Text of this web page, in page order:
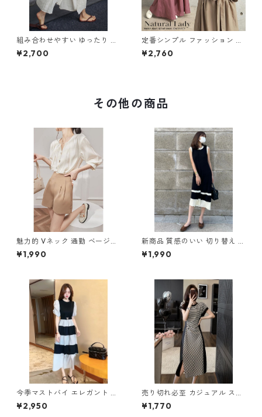
組み合わせやすい ゆったり キ
ュロットスカート パンツ m-7
63
¥2,700
定番シンプル ファッション 半
袖 バックリボン 6色展開ワン
ピース m-734
¥2,760
その他の商品
魅力的 Vネック 通勤 ベージュ
ブラウス m-285
¥1,990
新商品 質感のいい 切り替え ノ
ースリーブ ニットワンピース
m-264
¥1,990
今季マストバイ エレガント ギ
ャザー 切り替え ワンピース m
-278
¥2,950
売り切れ必至 カジュアル スト
ライプ柄 切り替え ワンピース
m-277
¥1,770